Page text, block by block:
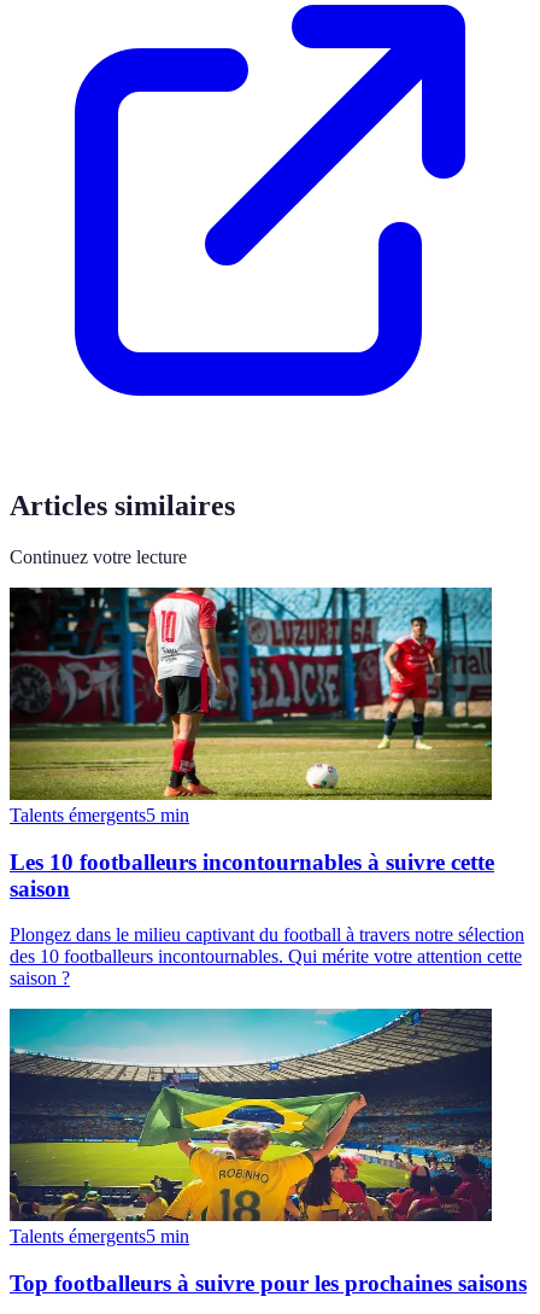
Articles similaires
Continuez votre lecture
Talents émergents5 min
Les 10 footballeurs incontournables à suivre cette
saison
Plongez dans le milieu captivant du football à travers notre sélection
des 10 footballeurs incontournables. Qui mérite votre attention cette
saison ?
Talents émergents5 min
Top footballeurs à suivre pour les prochaines saisons